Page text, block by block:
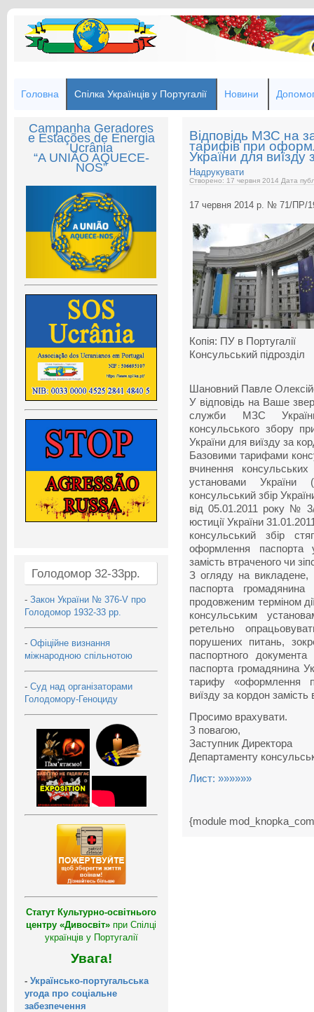
Головна Спілка Українців у Португалії Новини
Campanha Geradores
e Estações de Energia
Ucrânia
“A UNIÃO AQUECE-
NOS”
Голодомор 32-33рр.
- Закон України № 376-V про
Голодомор 1932-33 рр.
- Офіційне визнання
міжнародною спільнотою
- Суд над організаторами
Голодомору-Геноциду
Статут Культурно-освітнього
центру «Дивосвіт» при Спілці
українців у Португалії
Увага!
- Українсько-португальська
угода про соціальне
забезпечення
Відповідь МЗС на
тарифів при
України для виїзду
Надрукувати
Створено: 17 червня 2014 Дата
17 червня 2014 р. № 71/ПР/
Копія: ПУ в Португалії
Консульський підрозділ
Шановний Павле
У відповідь на Ваше
служби МЗС
консульського збору
України для виїзду за
Базовими тарифами
вчинення
установами
консульський збір
від 05.01.2011 року № 3/
юстиції України
консульський збір
оформлення паспорта
замість втраченого чи
З огляду на викладене,
паспорта
продовженим терміном
консульським
ретельно
порушених питань,
паспортного
паспорта громадянина
тарифу «оформлення
виїзду за кордон замість
Просимо врахувати.
З повагою,
Заступник Директора
Департаменту
Лист: »»»»»»
{module